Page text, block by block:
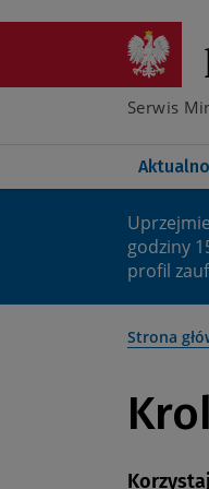
treści
Serwis
Co
godziny
profil
Strona